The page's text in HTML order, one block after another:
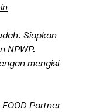
Siapkan
NPWP.
mengisi
Partner